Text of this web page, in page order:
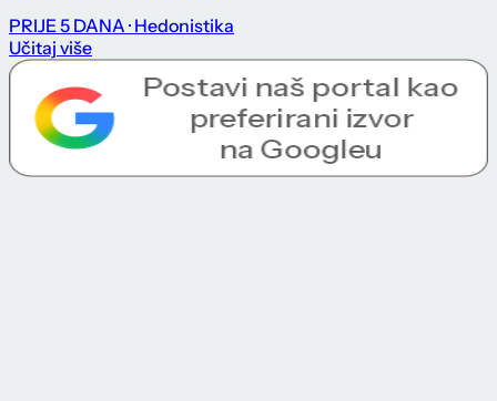
PRIJE 5 DANA · Hedonistika
Učitaj više